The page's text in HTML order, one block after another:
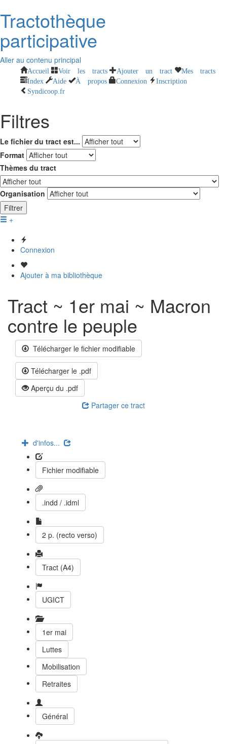
Tractothèque
participative
Aller au contenu principal
Accueil Voir les tracts Ajouter un tract
Mes tracts
Index
Aide À propos Connexion
Inscription
Syndicoop.fr
Filtres
Le fichier du tract est...
Format
Thèmes du tract
Organisation
Filtrer
+
Connexion
Ajouter à ma bibliothèque
Tract ~ 1er mai ~ Macron
contre le peuple
Télécharger le fichier modifiable
Télécharger le .pdf
Aperçu du .pdf
Partager ce tract
d'infos...
Fichier modifiable
.indd / .idml
2 p. (recto verso)
Tract (A4)
UGICT
1er mai
Luttes
Mobilisation
Retraites
Général